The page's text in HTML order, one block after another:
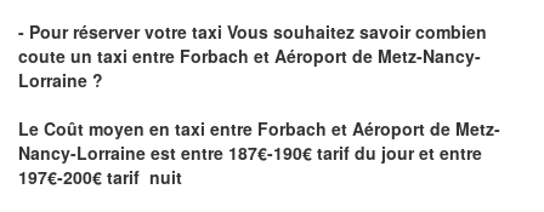
- Pour réserver votre taxi Vous souhaitez savoircombien
coute un taxi entre Forbach et Aéroport de Metz-Nancy-
Lorraine ?
Le Coût moyen en taxi entre Forbach et Aéroport de Metz-
Nancy-Lorraine est entre 187€-190€ tarif du jour et entre
197€-200€ tarif nuit